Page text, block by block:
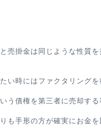
売掛金は同じような性質を
い時にはファクタリングを
う債権を第三者に売却する
も手形の方が確実にお金